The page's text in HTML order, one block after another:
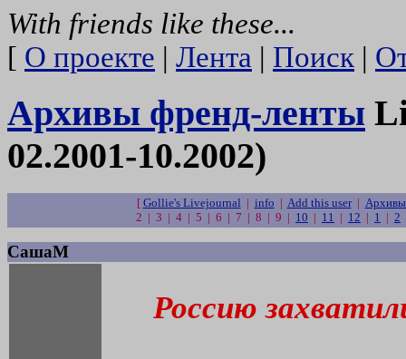
With friends like these...
[ О проекте | Лента | Поиск |
Архивы френд-ленты
02.2001-10.2002)
[ Gollie's Livejournal | info | Add this user|
2 | 3 | 4 | 5 | 6 | 7 | 8 | 9 | 10 | 11 | 12 | 1 | 2
СашаМ
Россию